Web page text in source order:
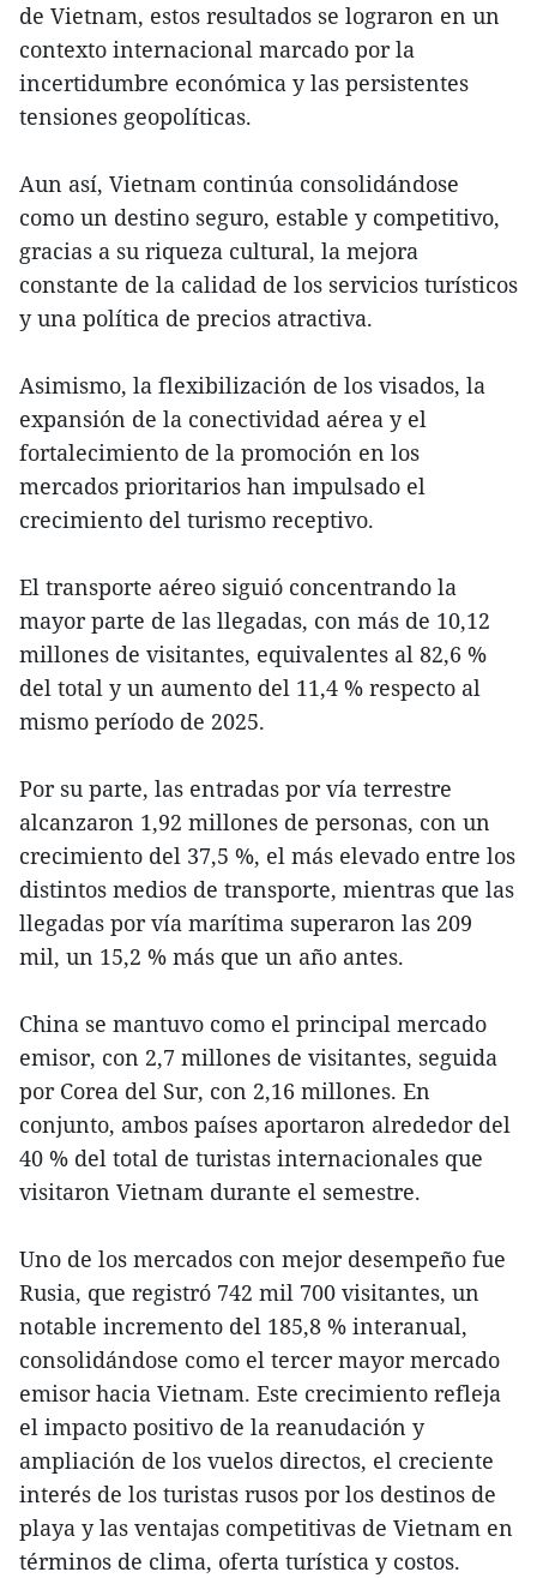
de Vietnam, estos resultados se lograron en un
contexto internacional marcado por la
incertidumbre económica y las persistentes
tensiones geopolíticas.
Aun así, Vietnam continúa consolidándose
como un destino seguro, estable y competitivo,
gracias a su riqueza cultural, la mejora
constante de la calidad de los servicios turísticos
y una política de precios atractiva.
Asimismo, la flexibilización de los visados, la
expansión de la conectividad aérea y el
fortalecimiento de la promoción en los
mercados prioritarios han impulsado el
crecimiento del turismo receptivo.
El transporte aéreo siguió concentrando la
mayor parte de las llegadas, con más de 10,12
millones de visitantes, equivalentes al 82,6 %
del total y un aumento del 11,4 % respecto al
mismo período de 2025.
Por su parte, las entradas por vía terrestre
alcanzaron 1,92 millones de personas, con un
crecimiento del 37,5 %, el más elevado entre los
distintos medios de transporte, mientras que las
llegadas por vía marítima superaron las 209
mil, un 15,2 % más que un año antes.
China se mantuvo como el principal mercado
emisor, con 2,7 millones de visitantes, seguida
por Corea del Sur, con 2,16 millones. En
conjunto, ambos países aportaron alrededor del
40 % del total de turistas internacionales que
visitaron Vietnam durante el semestre.
Uno de los mercados con mejor desempeño fue
Rusia, que registró 742 mil 700 visitantes, un
notable incremento del 185,8 % interanual,
consolidándose como el tercer mayor mercado
emisor hacia Vietnam. Este crecimiento refleja
el impacto positivo de la reanudación y
ampliación de los vuelos directos, el creciente
interés de los turistas rusos por los destinos de
playa y las ventajas competitivas de Vietnam en
términos de clima, oferta turística y costos.